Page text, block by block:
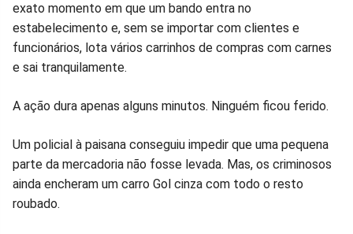
exato momento em que um bando entra no
estabelecimento e, sem se importar com clientes e
funcionários, lota vários carrinhos de compras com carnes
e sai tranquilamente.
A ação dura apenas alguns minutos. Ninguém ficou ferido.
Um policial à paisana conseguiu impedir que uma pequena
parte da mercadoria não fosse levada. Mas, os criminosos
ainda encheram um carro Gol cinza com todo o resto
roubado.